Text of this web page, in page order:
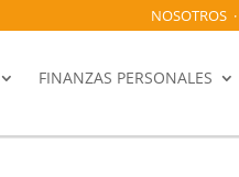
NOSOTROS·
FINANZAS PERSONALES